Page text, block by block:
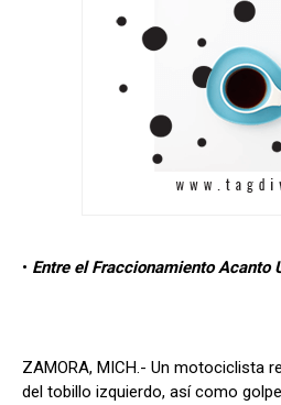
• Entre el Fraccionamiento Acanto
ZAMORA, MICH.- Un motociclista
del tobillo izquierdo, así como